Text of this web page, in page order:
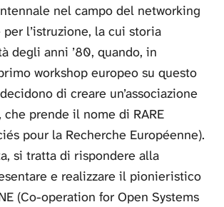
nel campo del networking
l’istruzione, la cui storia
degli anni ’80, quando, in
workshop europeo su questo
di creare un’associazione
prende il nome di RARE
pour la Recherche Européenne).
si tratta di rispondere alla
e realizzare il pionieristico
(Co-operation for Open Systems